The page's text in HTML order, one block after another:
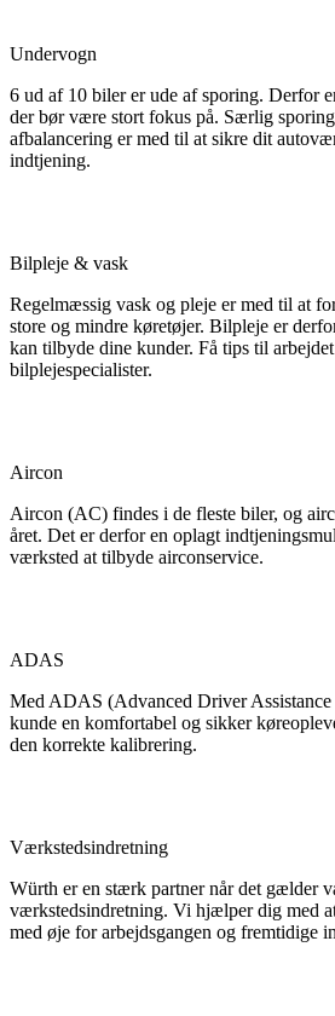
Undervogn
6 ud af 10 biler er ude af sporing. Derfor
der bør være stort fokus på. Særlig
afbalancering er med til at sikre dit
indtjening.
Bilpleje & vask
Regelmæssig vask og pleje er med til at
store og mindre køretøjer. Bilpleje er
kan tilbyde dine kunder. Få tips til
bilplejespecialister.
Aircon
Aircon (AC) findes i de fleste biler, og
året. Det er derfor en oplagt
værksted at tilbyde airconservice.
ADAS
Med ADAS (Advanced Driver Assistance
kunde en komfortabel og sikker
den korrekte kalibrering.
Værkstedsindretning
Würth er en stærk partner når det gælder
værkstedsindretning. Vi hjælper dig med
med øje for arbejdsgangen og fremtidige